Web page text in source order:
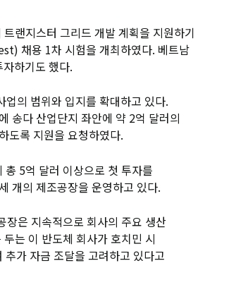
랜지스터 그리드 개발 계획을 지원하기
채용 1차 시험을 개최하였다. 베트남
하기도 했다.
의 범위와 입지를 확대하고 있다.
송다 산업단지 좌안에 약 2억 달러의
도록 지원을 요청하였다.
5억 달러 이상으로 첫 투자를
개의 제조공장을 운영하고 있다.
장은 지속적으로 회사의 주요 생산
는 이 반도체 회사가 호치민 시
가 자금 조달을 고려하고 있다고